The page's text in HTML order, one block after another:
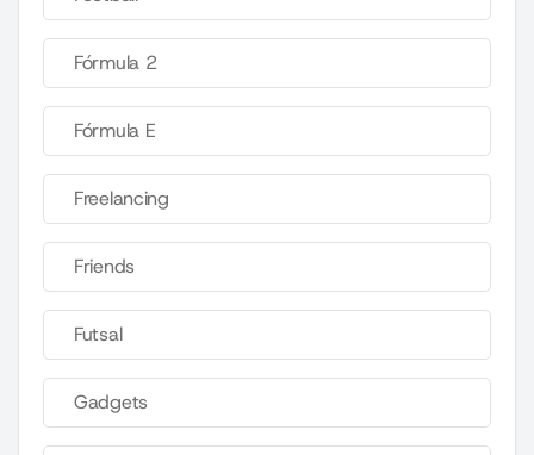
Fórmula 2
Fórmula E
Freelancing
Friends
Futsal
Gadgets